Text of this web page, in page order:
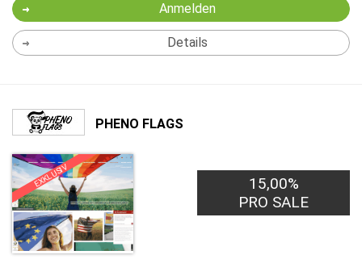
Anmelden
Details
PHENO FLAGS
EXKLUSIV
15,00%
PRO SALE